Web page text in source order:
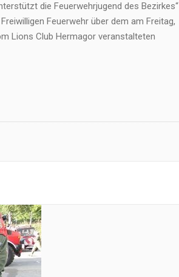
die Feuerwehrjugend des Bezirkes“
Feuerwehr über dem am Freitag,
Lions Club Hermagor veranstalteten